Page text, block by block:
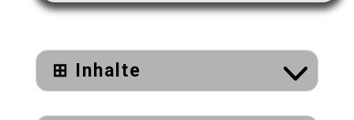
⊞ Inhalte